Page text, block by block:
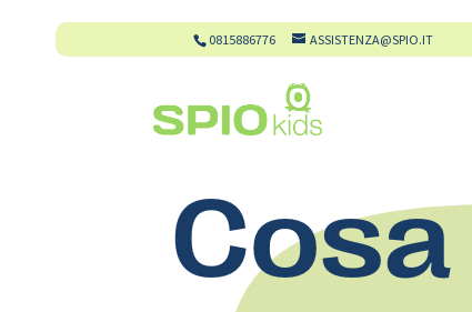
0815886776 ASSISTENZA@SPIO.IT